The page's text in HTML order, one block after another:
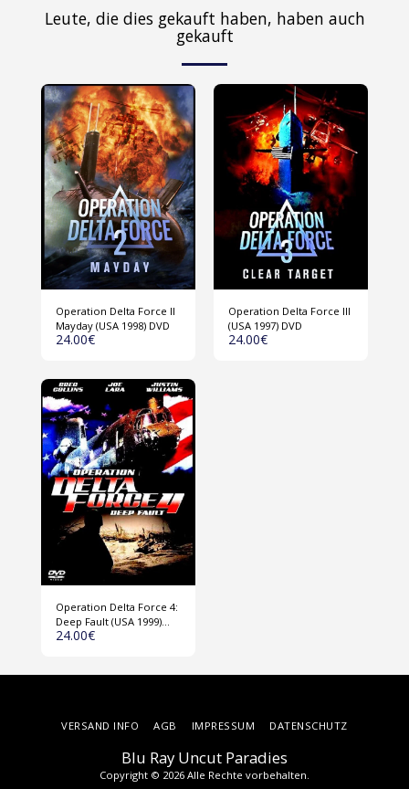
Leute, die dies gekauft haben, haben auch
gekauft
Operation Delta Force II
Mayday (USA 1998) DVD
24.00€
Operation Delta Force III
(USA 1997) DVD
24.00€
Operation Delta Force 4:
Deep Fault (USA 1999)
DVD
24.00€
Blu Ray Uncut Paradies
Copyright © 2026 Alle Rechte vorbehalten.
VERSAND INFO AGB IMPRESSUM DATENSCHUTZ